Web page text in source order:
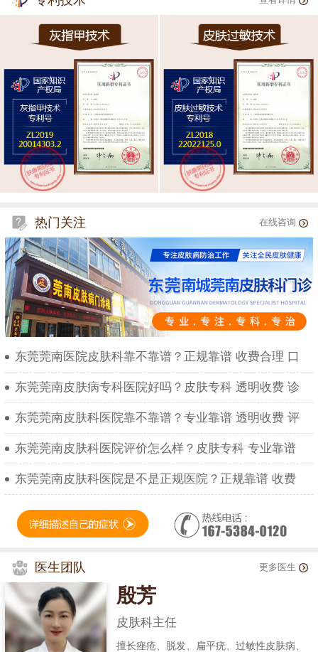
热门关注 在线咨询
东莞莞南医院皮肤科靠不靠谱？正规靠谱 收费合理 口
东莞莞南皮肤病专科医院好吗？皮肤专科 透明收费 诊
东莞莞南皮肤科医院靠不靠谱？专业靠谱 透明收费 评
东莞莞南皮肤科医院评价怎么样？皮肤专科 专业靠谱
东莞莞南皮肤科医院是不是正规医院？正规靠谱 收费
医生团队 更多医生
殷芳
皮肤科主任
擅长痤疮、脱发、扁平疣、过敏性皮肤病、